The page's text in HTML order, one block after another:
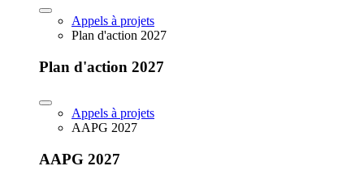
Appels à projets
Plan d'action 2027
Plan d'action 2027
Appels à projets
AAPG 2027
AAPG 2027